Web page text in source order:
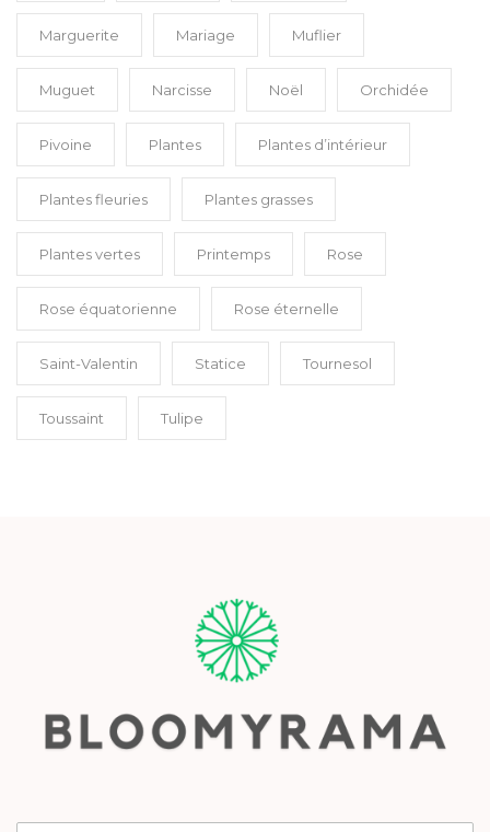
Marguerite Mariage Muflier
Muguet Narcisse Noël Orchidée
Pivoine Plantes Plantes d’intérieur
Plantes fleuries Plantes grasses
Plantes vertes Printemps Rose
Rose équatorienne Rose éternelle
Saint-Valentin Statice Tournesol
Toussaint Tulipe